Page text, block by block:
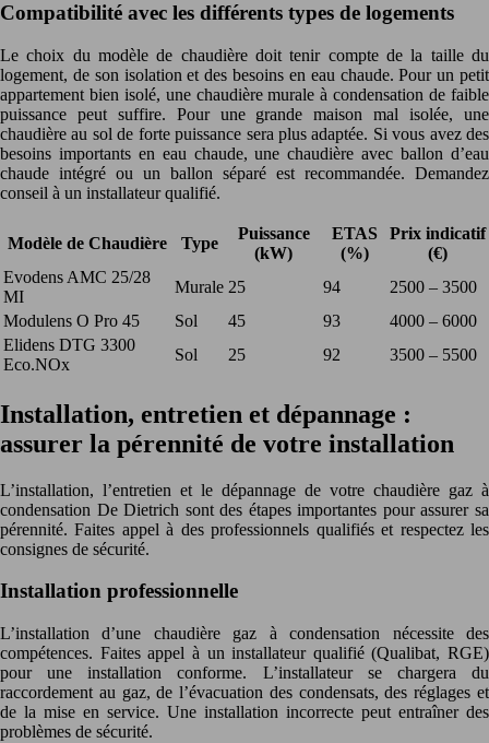
Compatibilité avec les différents types de logements
Le choix du modèle de chaudière doit tenir compte de la taille du
logement, de son isolation et des besoins en eau chaude. Pour un petit
appartement bien isolé, une chaudière murale à condensation de faible
puissance peut suffire. Pour une grande maison mal isolée, une
chaudière au sol de forte puissance sera plus adaptée. Si vous avez des
besoins importants en eau chaude, une chaudière avec ballon d’eau
chaude intégré ou un ballon séparé est recommandée. Demandez
conseil à un installateur qualifié.
Modèle de Chaudière Type
Puissance
(kW)
ETAS
(%)
Prix indicatif
(€)
Evodens AMC 25/28
MI
Murale 25 94
2500 – 3500
Modulens O Pro 45
Sol 45 93
4000 – 6000
Elidens DTG 3300
Eco.NOx
Sol 25 92 3500 – 5500
Installation, entretien et dépannage :
assurer la pérennité de votre installation
L’installation, l’entretien et le dépannage de votre chaudière gaz à
condensation De Dietrich sont des étapes importantes pour assurer sa
pérennité. Faites appel à des professionnels qualifiés et respectez les
consignes de sécurité.
Installation professionnelle
L’installation d’une chaudière gaz à condensation nécessite des
compétences. Faites appel à un installateur qualifié (Qualibat, RGE)
pour une installation conforme. L’installateur se chargera du
raccordement au gaz, de l’évacuation des condensats, des réglages et
de la mise en service. Une installation incorrecte peut entraîner des
problèmes de sécurité.